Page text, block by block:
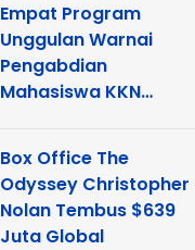
Empat Program
Unggulan Warnai
Pengabdian
Mahasiswa KKN
Kelurahan Ganting
Box Office The
Odyssey Christopher
Nolan Tembus $639
Juta Global